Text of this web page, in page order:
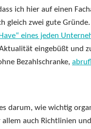
ich hier auf einen
gleich zwei gute
eines jeden
eingebüßt und
Bezahlschranke,
darum, wie wichtig
allem auch Richtlinien